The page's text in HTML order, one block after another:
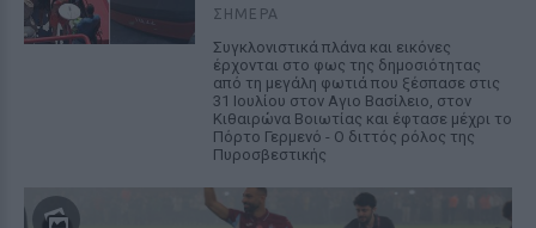
ΣΉΜΕΡΑ
Συγκλονιστικά πλάνα και εικόνες
έρχονται στο φως της δημοσιότητας
από τη μεγάλη φωτιά που ξέσπασε στις
31 Ιουλίου στον Αγιο Βασίλειο, στον
Κιθαιρώνα Βοιωτίας και έφτασε μέχρι το
Πόρτο Γερμενό - Ο διττός ρόλος της
Πυροσβεστικής